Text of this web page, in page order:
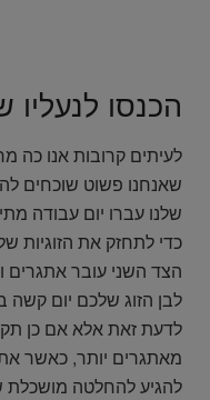
הכנסו לנעליו
לעיתים קרובות אנו כה
שאנחנו פשוט שוכחים
שלנו עברו יום עבודה
כדי לתחזק את הזוגיות
הצד השני עובר אתגרים
לבן הזוג שלכם יום
לדעת זאת אלא אם כן
מאתגרים יותר, כאשר
להגיע להחלטה מושכלת